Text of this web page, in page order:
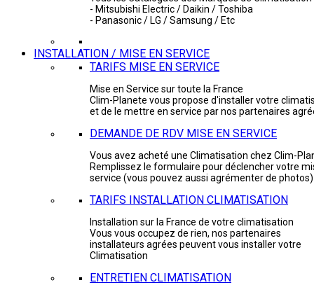
- Mitsubishi Electric / Daikin / Toshiba
- Panasonic / LG / Samsung / Etc
INSTALLATION / MISE EN SERVICE
TARIFS MISE EN SERVICE
Mise en Service sur toute la France
Clim-Planete vous propose d'installer votre
et de le mettre en service par nos partenaires
DEMANDE DE RDV MISE EN SERVICE
Vous avez acheté une Climatisation chez Clim-
Remplissez le formulaire pour déclencher votre
service (vous pouvez aussi agrémenter de photos)
TARIFS INSTALLATION CLIMATISATION
Installation sur la France de votre climatisation
Vous vous occupez de rien, nos partenaires
installateurs agrées peuvent vous installer votre
Climatisation
ENTRETIEN CLIMATISATION